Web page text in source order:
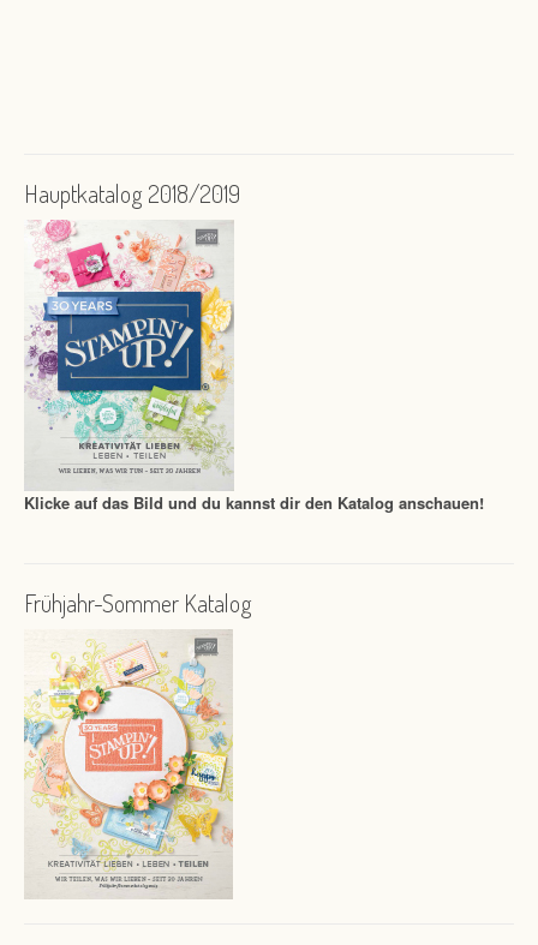
Hauptkatalog 2018/2019
Klicke auf das Bild und du kannst dir den Katalog anschauen!
Frühjahr-Sommer Katalog